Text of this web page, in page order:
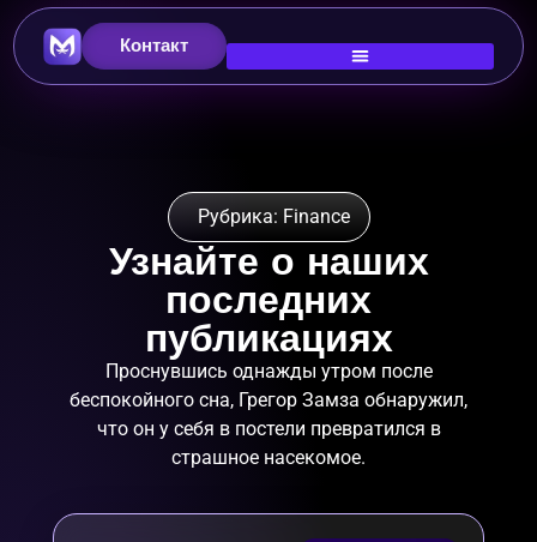
Контакт
Рубрика: Finance
Узнайте о наших
последних
публикациях
Проснувшись однажды утром после
беспокойного сна, Грегор Замза обнаружил,
что он у себя в постели превратился в
страшное насекомое.